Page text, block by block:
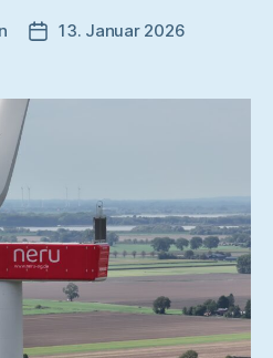
Veröffentlichungsdatum
13. Januar 2026